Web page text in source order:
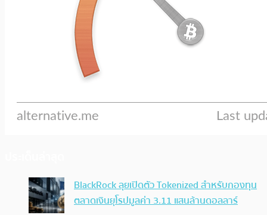
BlackRock ลุยเปิดตัว Tokenized สำหรับกองทุน
ตลาดเงินยุโรปมูลค่า 3.11 แสนล้านดอลลาร์